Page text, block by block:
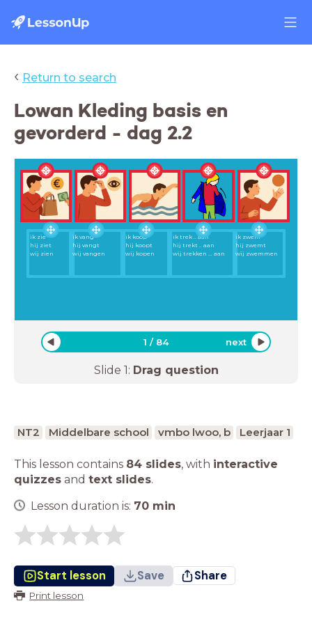
‹ Return to search
Lowan Kleding basis en
gevorderd - dag 2.2
ik zie
hij ziet
wij zien
ik vang
hij vangt
wij vangen
ik koop
hij koopt
wij kopen
ik trek .. aan
hij trekt .. aan
wij trekken ... aan
ik zwem
hij zwemt
wij zwemmen
1 / 84 next
Slide 1: Drag question
NT2 Middelbare school vmbo lwoo, b Leerjaar 1
This lesson contains 84 slides, with interactive
quizzes and text slides.
Lesson duration is: 70 min
Start lesson Save Share
Print lesson